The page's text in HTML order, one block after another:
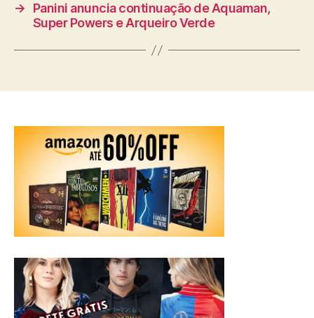
→
Panini anuncia continuação de Aquaman,
Super Powers e Arqueiro Verde